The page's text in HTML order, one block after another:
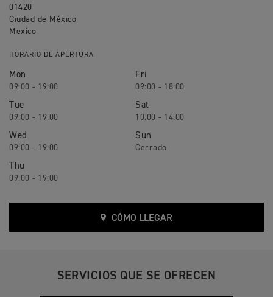
01420
Ciudad de México
Mexico
HORARIO DE APERTURA
Mon
09:00 - 19:00
Tue
09:00 - 19:00
Wed
09:00 - 19:00
Thu
09:00 - 19:00
Fri
09:00 - 18:00
Sat
10:00 - 14:00
Sun
CÓMO LLEGAR
SERVICIOS QUE SE OFRECEN